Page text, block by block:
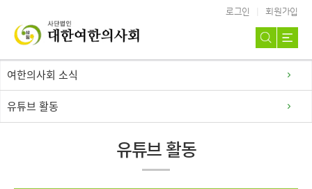
로그인 회원가입
여한의사회 소식
유튜브 활동
유튜브 활동